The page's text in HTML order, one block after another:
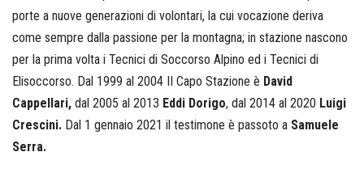
porte a nuove generazioni di volontari, la cui vocazione deriva
come sempre dalla passione per la montagna; in stazione nascono
per la prima volta i Tecnici di Soccorso Alpino ed i Tecnici di
Elisoccorso. Dal 1999 al 2004 II Capo Stazione è David
Cappellari, dal 2005 al 2013 Eddi Dorigo, dal 2014 al 2020 Luigi
Crescini. Dal 1 gennaio 2021 il testimone è passoto a Samuele
Serra.